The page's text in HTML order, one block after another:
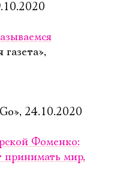
24.10.2020
Фоменко:
принимать мир,